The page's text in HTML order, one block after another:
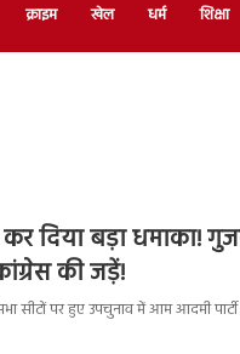
क्राइम खेल धर्म शिक्षा
दिया बड़ा धमाका!
की जड़ें!
सीटों पर हुए उपचुनाव में आम आदमी